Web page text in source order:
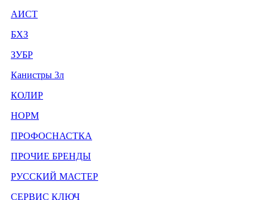
АИСТ
БХЗ
ЗУБР
Канистры 3л
КОЛИР
НОРМ
ПРОФОСНАСТКА
ПРОЧИЕ БРЕНДЫ
РУССКИЙ МАСТЕР
СЕРВИС КЛЮЧ